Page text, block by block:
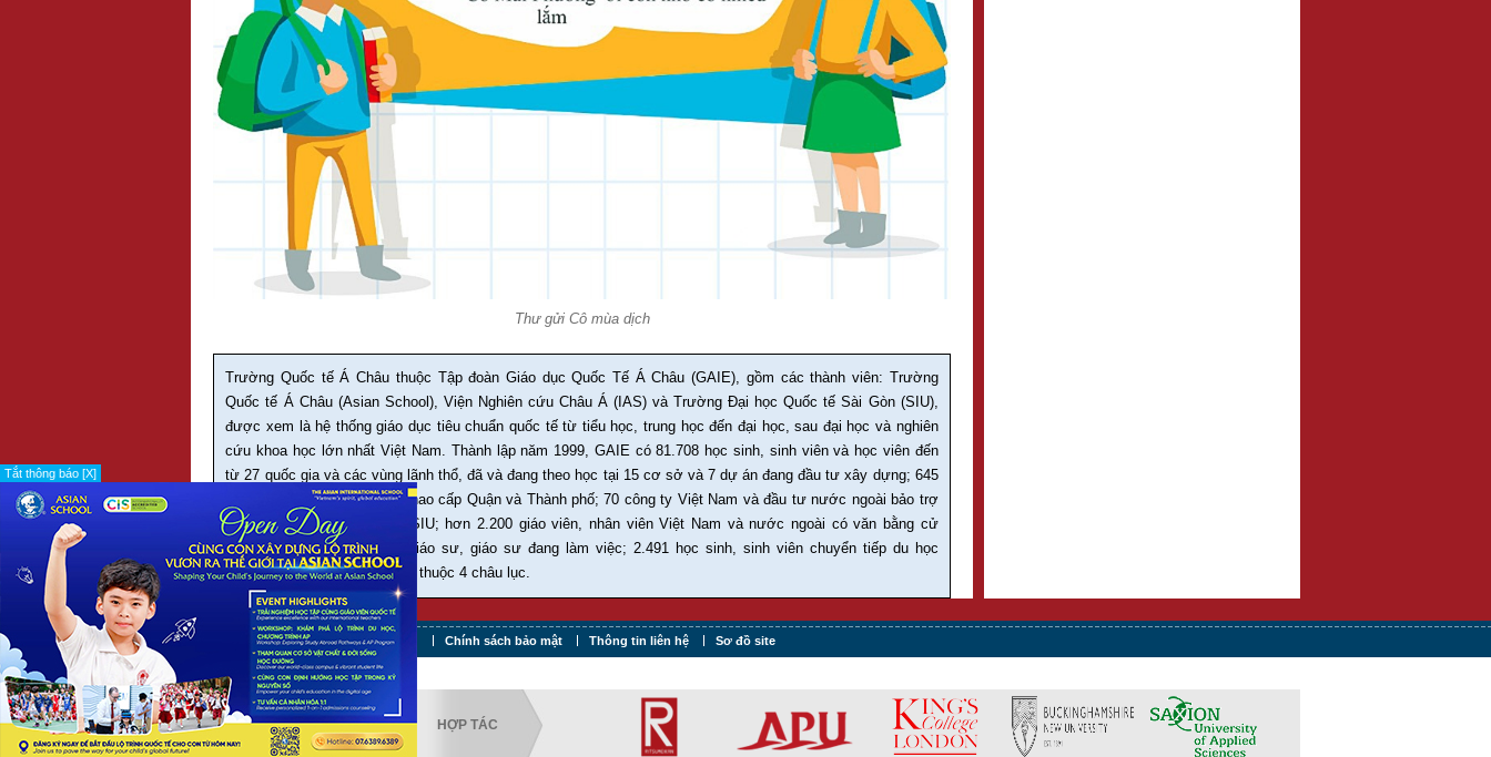
Thư gửi Cô mùa dịch
Trường Quốc tế Á Châu thuộc Tập đoàn Giáo dục Quốc Tế Á Châu (GAIE), gồm các thành viên: Trường
Quốc tế Á Châu (Asian School), Viện Nghiên cứu Châu Á (IAS) và Trường Đại học Quốc tế Sài Gòn (SIU),
được xem là hệ thống giáo dục tiêu chuẩn quốc tế từ tiểu học, trung học đến đại học, sau đại học và nghiên
cứu khoa học lớn nhất Việt Nam. Thành lập năm 1999, GAIE có 81.708 học sinh, sinh viên và học viên đến
từ 27 quốc gia và các vùng lãnh thổ, đã và đang theo học tại 15 cơ sở và 7 dự án đang đầu tư xây dựng; 645
giải HS giỏi và 614 giải thể thao cấp Quận và Thành phố; 70 công ty Việt Nam và đầu tư nước ngoài bảo trợ
chương trình thực tập của SIU; hơn 2.200 giáo viên, nhân viên Việt Nam và nước ngoài có văn bằng cử
nhân, thạc sĩ, tiến sĩ, phó giáo sư, giáo sư đang làm việc; 2.491 học sinh, sinh viên chuyển tiếp du học
tại 449 trường ở 21 quốc gia thuộc 4 châu lục.
Tuyển dụng Điều khoản sử dụng Chính sách bảo mật Thông tin liên hệ Sơ đồ site
KIỂM ĐỊNH HỢP TÁC
Tắt thông báo [X]